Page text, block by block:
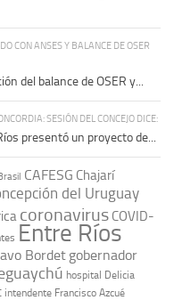
CON ANSES Y BALANCE DE OSER
del balance de OSER y...
SESIÓN DEL CONCEJO DICE:
presentó un proyecto de...
CAFESG Chajarí
del Uruguay
coronavirus COVID-
Entre Ríos
Bordet gobernador
hospital Delicia
intendente Francisco Azcué